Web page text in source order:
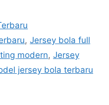
,Jersey bola full
modern, Jersey
jersey bola terbaru